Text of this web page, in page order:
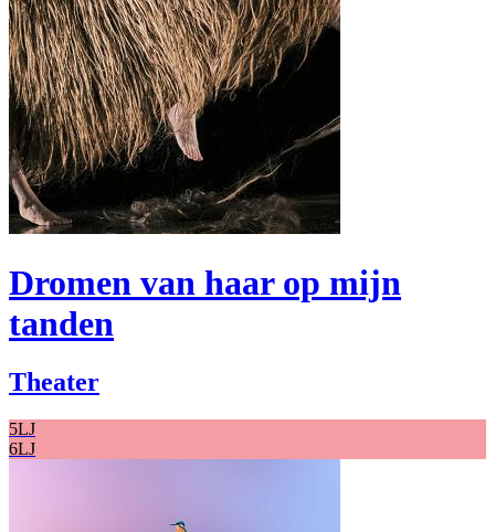
Dromen van haar op mijn
tanden
Theater
5LJ
6LJ